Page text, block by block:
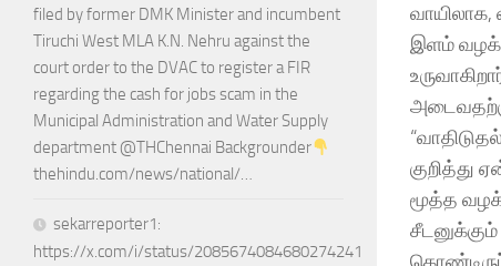
இளம்
குறித்து
மூத்த
filed by former DMK Minister and incumbent
Tiruchi West MLA K.N. Nehru against the
court order to the DVAC to register a FIR
regarding the cash for jobs scam in the
Municipal Administration and Water Supply
department @THChennai Backgrounder
thehindu.com/news/national/…
sekarreporter1:
https://x.com/i/status/2085674084680274241